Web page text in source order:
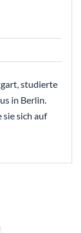
studierte
in Berlin.
sich auf